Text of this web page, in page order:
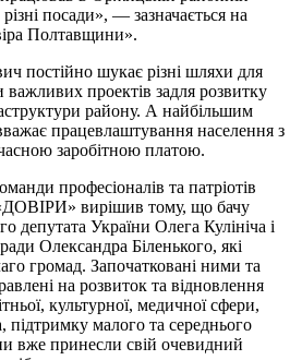
посади», — зазначається на
Полтавщини».
постійно шукає різні шляхи для
важливих проектів задля розвитку
району. А найбільшим
працевлаштування населення з
заробітною платою.
професіоналів та патріотів
вирішив тому, що бачу
депутата України Олега Кулініча і
Олександра Біленького, які
громад. Започатковані ними та
на розвиток та відновлення
культурної, медичної сфери,
підтримку малого та середнього
вже принесли свій очевидний